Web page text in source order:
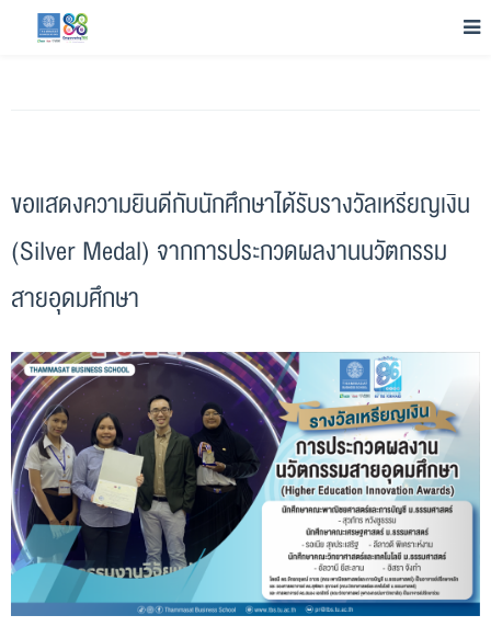
ขอแสดงความยินดีกับนักศึกษาได้รับรางวัลเหรียญเงิน
(Silver Medal) จากการประกวดผลงานนวัตกรรม
สายอุดมศึกษา